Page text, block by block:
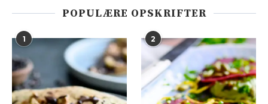
POPULÆRE OPSKRIFTER
1 2